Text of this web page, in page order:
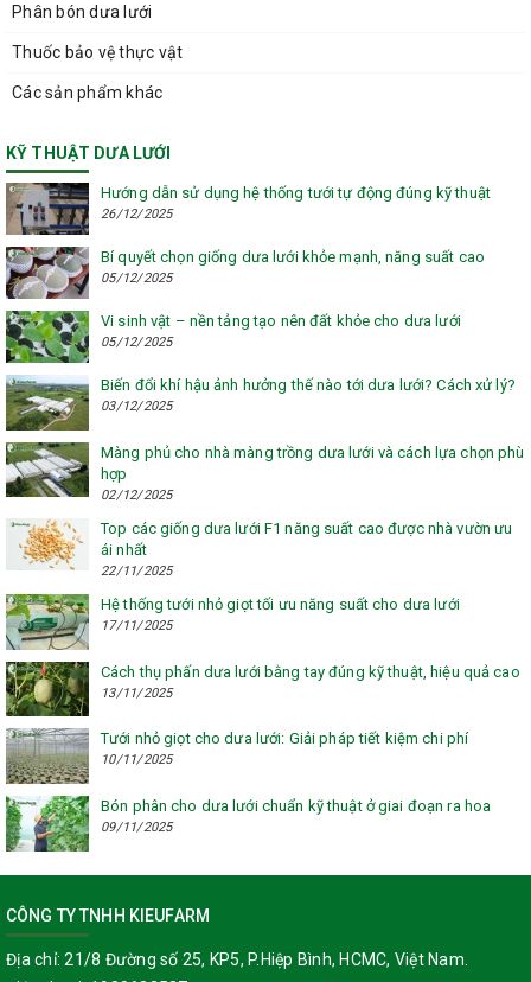
Phân bón dưa lưới
Thuốc bảo vệ thực vật
Các sản phẩm khác
KỸ THUẬT DƯA LƯỚI
Hướng dẫn sử dụng hệ thống tưới tự động đúng kỹ thuật
26/12/2025
Bí quyết chọn giống dưa lưới khỏe mạnh, năng suất cao
05/12/2025
Vi sinh vật – nền tảng tạo nên đất khỏe cho dưa lưới
05/12/2025
Biến đổi khí hậu ảnh hưởng thế nào tới dưa lưới? Cách xử lý?
03/12/2025
Màng phủ cho nhà màng trồng dưa lưới và cách lựa chọn phù
hợp
02/12/2025
Top các giống dưa lưới F1 năng suất cao được nhà vườn ưu
ái nhất
22/11/2025
Hệ thống tưới nhỏ giọt tối ưu năng suất cho dưa lưới
17/11/2025
Cách thụ phấn dưa lưới bằng tay đúng kỹ thuật, hiệu quả cao
13/11/2025
Tưới nhỏ giọt cho dưa lưới: Giải pháp tiết kiệm chi phí
10/11/2025
Bón phân cho dưa lưới chuẩn kỹ thuật ở giai đoạn ra hoa
09/11/2025
CÔNG TY TNHH KIEUFARM
Địa chỉ: 21/8 Đường số 25, KP5, P.Hiệp Bình, HCMC, Việt Nam.